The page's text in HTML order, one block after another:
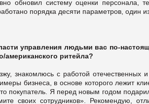
обновил систему оценки персонала,
порядка десяти параметров, один
управления людьми вас по-
американского ритейла?
знакомлюсь с работой
бизнеса, в основе которого лежит
покупатель. Я перед новым годом
своих сотрудников». Рекомендую,